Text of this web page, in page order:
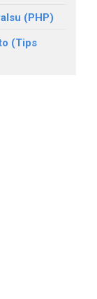
(PHP)
(Tips